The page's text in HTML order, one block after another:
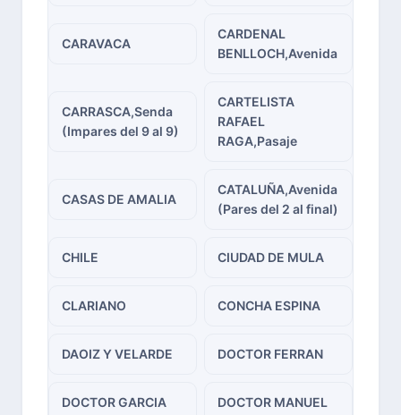
CARAVACA
CARDENAL
BENLLOCH,Avenida
CARRASCA,Senda
(Impares del 9 al 9)
CARTELISTA
RAFAEL
RAGA,Pasaje
CASAS DE AMALIA
CATALUÑA,Avenida
(Pares del 2 al final)
CHILE CIUDAD DE MULA
CLARIANO CONCHA ESPINA
DAOIZ Y VELARDE DOCTOR FERRAN
DOCTOR GARCIA
DOCTOR MANUEL